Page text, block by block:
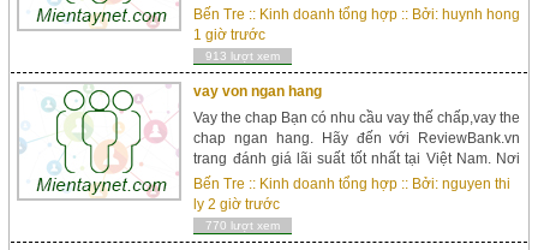
phanh này chỉ đảm bảo an toàn khi đi với tốc độ
dưới 30km/h. Xe điện HTC 133S6c&oacut...
Bến Tre :: Kinh doanh tổng hợp :: Bởi: huynh hong
1 giờ trước
913 lượt xem
vay von ngan hang
Vay the chap Bạn có nhu cầu vay thế chấp,vay the
chap ngan hang. Hãy đến với ReviewBank.vn
trang đánh giá lãi suất tốt nhất tại Việt Nam. Nơi
bạn có thể nhanh chóng chọn ngân hàng cho vay
uy tín với lãi suất thấp nhất. Vay the chap ngan
hang ...
Bến Tre :: Kinh doanh tổng hợp :: Bởi:nguyen thi
ly 2 giờ trước
770 lượt xem